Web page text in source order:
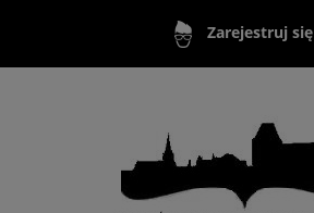
Zarejestruj się